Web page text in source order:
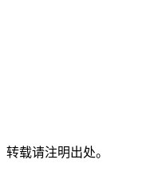
载请注明出处。